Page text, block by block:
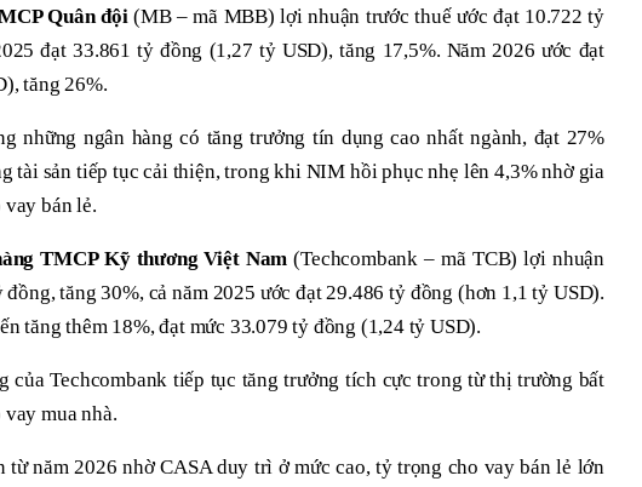
Quân đội (MB – mã MBB) lợi nhuận trước thuế ước đạt 10.722 tỷ
đạt 33.861 tỷ đồng (1,27 tỷ USD), tăng 17,5%. Năm 2026 ước đạt
tăng 26%.
những ngân hàng có tăng trưởng tín dụng cao nhất ngành, đạt 27%
tài sản tiếp tục cải thiện, trong khi NIM hồi phục nhẹ lên 4,3% nhờ gia
bán lẻ.
TMCP Kỹ thương Việt Nam (Techcombank – mã TCB) lợi nhuận
tăng 30%, cả năm 2025 ước đạt 29.486 tỷ đồng (hơn 1,1 tỷ USD).
tăng thêm 18%, đạt mức 33.079 tỷ đồng (1,24 tỷ USD).
của Techcombank tiếp tục tăng trưởng tích cực trong từ thị trường bất
mua nhà.
năm 2026 nhờ CASA duy trì ở mức cao, tỷ trọng cho vay bán lẻ lớn